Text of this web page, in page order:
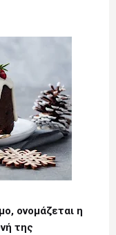
ονομάζεται η
της